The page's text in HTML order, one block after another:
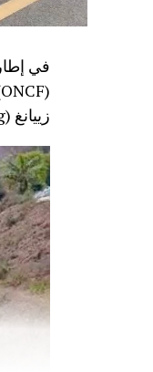
في
زييانغ (Ziyang) الصينية، إحدى أبرز القواعد الصناعية المتخصصة في تصنيع معدات النقل السككي.